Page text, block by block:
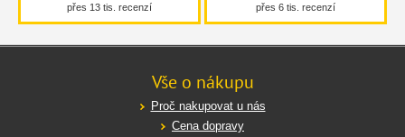
přes 13 tis. recenzí přes 6 tis. recenzí
Vše o nákupu
Proč nakupovat u nás
Cena dopravy